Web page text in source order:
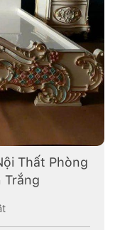
Thất Phòng
Trắng